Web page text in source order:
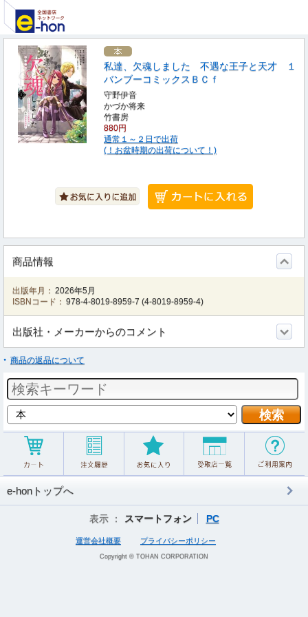
私達、欠魂しました 不遇な王子と天才 １
バンブーコミックスＢＣｆ
守野伊音
かづか将来
竹書房
880円
通常１～２日で出荷
(！お盆時期の出荷について！)
商品情報
出版年月： 2026年5月
ISBNコード： 978-4-8019-8959-7 (4-8019-8959-4)
出版社・メーカーからのコメント
商品の返品について
e-honトップへ
表示 ： スマートフォン PC
運営会社概要 プライバシーポリシー
Copyright © TOHAN CORPORATION